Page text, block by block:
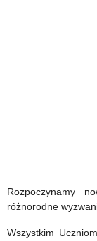
Rozpoczynamy
różnorodne
Wszystkim